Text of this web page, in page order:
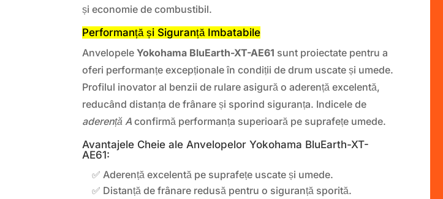
și economie de combustibil.
Performanță și Siguranță Imbatabile
AnvelopeleYokohama BluEarth-XT-AE61 sunt proiectate pentru a
oferi performanțe excepționale în condiții de drum uscate și umede.
Profilul inovator al benzii de rulare asigură o aderență excelentă,
reducând distanța de frânare și sporind siguranța. Indicele de
aderență A confirmă performanța superioară pe suprafețe umede.
Avantajele Cheie ale Anvelopelor Yokohama BluEarth-XT-
AE61:
✅ Aderență excelentă pe suprafețe uscate și umede.
✅ Distanță de frânare redusă pentru o siguranță sporită.